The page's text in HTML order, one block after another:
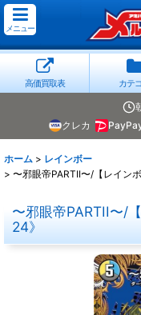
メニュー
高価買取表 カテ
クレカ
ホーム > レインボー
> 〜邪眼帝PARTII〜/【レイン
〜邪眼帝PARTII〜/
24》